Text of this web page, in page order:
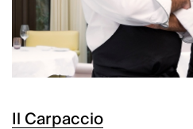
Il Carpaccio